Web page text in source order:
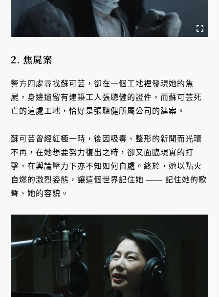
2. 焦屍案
警方四處尋找蘇可芸，卻在一個工地裡發現她的焦
屍，身邊還留有建築工人張聰健的證件，而蘇可芸死
亡的這處工地，恰好是張聰健所屬公司的建案。
蘇可芸曾經紅極一時，後因吸毒、整形的新聞而光環
不再，在她想要努力復出之時，卻又面臨現實的打
擊，在輿論壓力下亦不知如何自處。終於，她以點火
自燃的激烈姿態，讓這個世界記住她 —— 記住她的歌
聲、她的容貌。